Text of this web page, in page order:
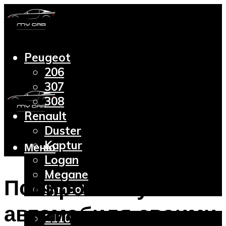
Peugeot
206
307
308
Renault
Duster
Kaptur
Logan
Megane
Symbol
2110
Меню
Полировка кузова
автомобиля своими